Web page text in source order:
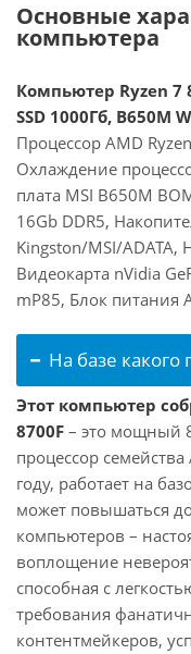
Основные
компьютера
Компьютер Ryzen 7
SSD 1000Гб, B650M
Процессор AMD
Охлаждение
плата MSI B650M
16Gb DDR5,
Kingston/MSI/ADATA,
Видеокарта nVidia
mP85, Блок питания
На базе какого
Этот компьютер
8700F – это мощный
процессор
году, работает на
может повышаться
компьютеров –
воплощение
способная с
требования
контентмейкеров,